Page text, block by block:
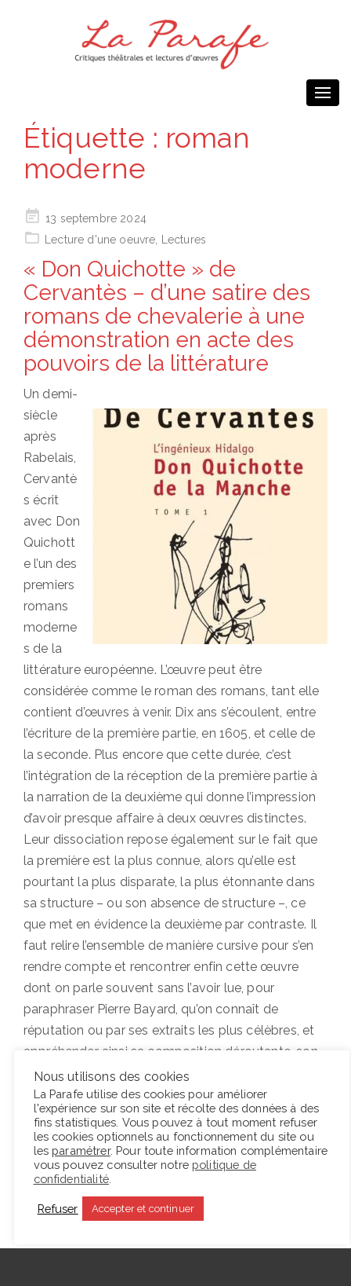
Étiquette : roman
moderne
Posted
on
13 septembre 2024
Lecture d'une oeuvre
Lectures
« Don Quichotte » de
Cervantès – d’une satire des
romans de chevalerie à une
démonstration en acte des
pouvoirs de la littérature
Un demi-
siècle
après
Rabelais,
Cervantè
s écrit
avec Don
Quichott
e l’un des
premiers
romans
moderne
s de la
littérature européenne. L’œuvre peut être
considérée comme le roman des romans, tant elle
contient d’œuvres à venir. Dix ans s’écoulent, entre
l’écriture de la première partie, en 1605, et celle de
la seconde. Plus encore que cette durée, c’est
l’intégration de la réception de la première partie à
la narration de la deuxième qui donne l’impression
d’avoir presque affaire à deux œuvres distinctes.
Leur dissociation repose également sur le fait que
la première est la plus connue, alors qu’elle est
pourtant la plus disparate, la plus étonnante dans
sa structure – ou son absence de structure –, ce
que met en évidence la deuxième par contraste. Il
faut relire l’ensemble de manière cursive pour s’en
rendre compte et rencontrer enfin cette œuvre
dont on parle souvent sans l’avoir lue, pour
paraphraser Pierre Bayard, qu’on connaît de
réputation ou par ses extraits les plus célèbres, et
appréhender ainsi sa composition déroutante, son
mouvement inlassable, sa complexité, et tout ce
qu’elle contient de littérature en puissance.
Lire la suite
Nous utilisons des cookies
La Parafe utilise des cookies pour améliorer
l'expérience sur son site et récolte des données à des
fins statistiques. Vous pouvez à tout moment refuser
les cookies optionnels au fonctionnement du site ou
les paramétrer. Pour toute information complémentaire
vous pouvez consulter notre politique de
confidentialité.
Refuser Accepter et continuer